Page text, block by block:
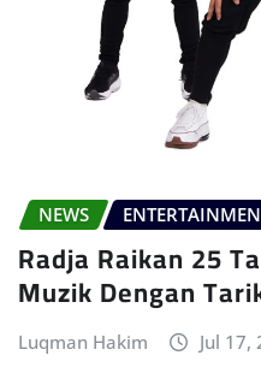
NEWS
Radja Raikan 25
Muzik Dengan
Luqman Hakim Jul 17,